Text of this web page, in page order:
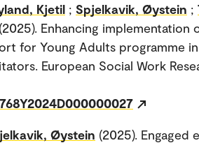
Kjetil ; Spjelkavik, Øystein ;
(2025). Enhancing implementation
for Young Adults programme
European Social Work
Øystein (2025). Engaged